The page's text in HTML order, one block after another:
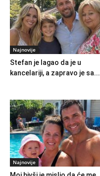
Najnovije
Stefan je lagao da je u
kancelariji, a zapravo je sa...
Najnovije